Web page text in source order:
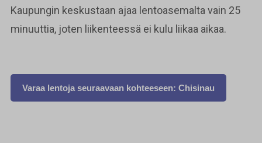
Kaupungin keskustaan ajaa lentoasemalta vain 25
minuuttia, joten liikenteessä ei kulu liikaa aikaa.
Varaa lentoja seuraavaan kohteeseen: Chisinau